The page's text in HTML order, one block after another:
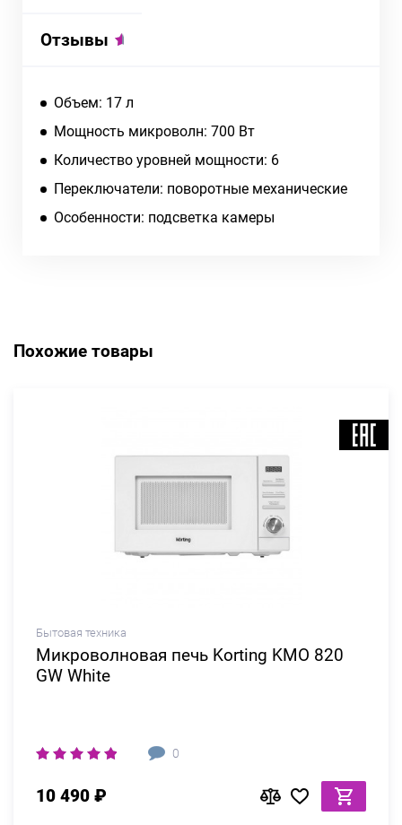
Отзывы
Объем: 17 л
Мощность микроволн: 700 Вт
Количество уровней мощности: 6
Переключатели: поворотные механические
Особенности: подсветка камеры
Похожие товары
Бытовая техника
Микроволновая печь Korting KMO 820
GW White
0
10 490 ₽